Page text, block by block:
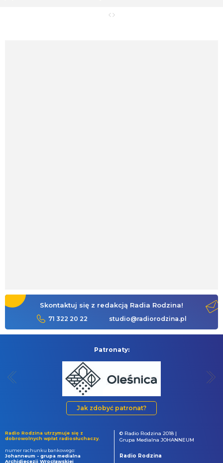
Skontaktuj się z redakcją Radia Rodzina!
71 322 20 22 studio@radiorodzina.pl
Patronaty:
Jak zdobyć patronat?
Radio Rodzina utrzymuje się z
dobrowolnych wpłat radiosłuchaczy.
numer rachunku bankowego:
Johanneum - grupa medialna
Archidiecezji Wrocławskiej
© Radio Rodzina 2018 |
Grupa Medialna JOHANNEUM
Radio Rodzina